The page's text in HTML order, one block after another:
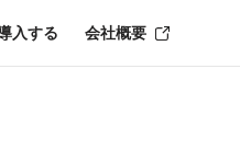
入する 会社概要